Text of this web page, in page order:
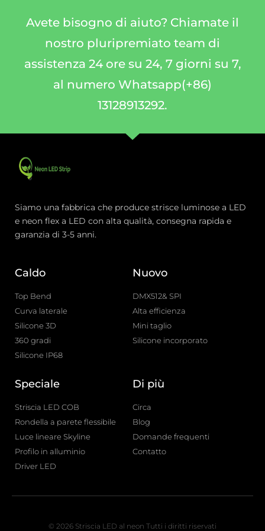
Avete bisogno di aiuto? Chiamate il
nostro pluripremiato team di
assistenza 24 ore su 24, 7 giorni su 7,
al numero Whatsapp(+86)
13128913292.
Siamo una fabbrica che produce strisce luminose a LED
e neon flex a LED con alta qualità, consegna rapida e
garanzia di 3-5 anni.
Caldo
Top Bend
Curva laterale
Silicone 3D
360 gradi
Silicone IP68
Nuovo
DMX512& SPI
Alta efficienza
Mini taglio
Silicone incorporato
Speciale
Striscia LED COB
Rondella a parete flessibile
Luce lineare Skyline
Profilo in alluminio
Driver LED
Di più
Circa
Blog
Domande frequenti
Contatto
© 2026 Striscia LED al neon Tutti i diritti riservati